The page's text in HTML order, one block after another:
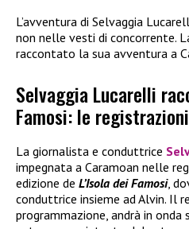
L’avventura di Selvaggia
non nelle vesti di concorrente.
raccontato la sua avventura a
Selvaggia Lucarelli
Famosi: le
La giornalista e conduttrice
impegnata a Caramoan nelle
edizione de L’Isola dei Famosi,
conduttrice insieme ad Alvin. Il
programmazione, andrà in onda